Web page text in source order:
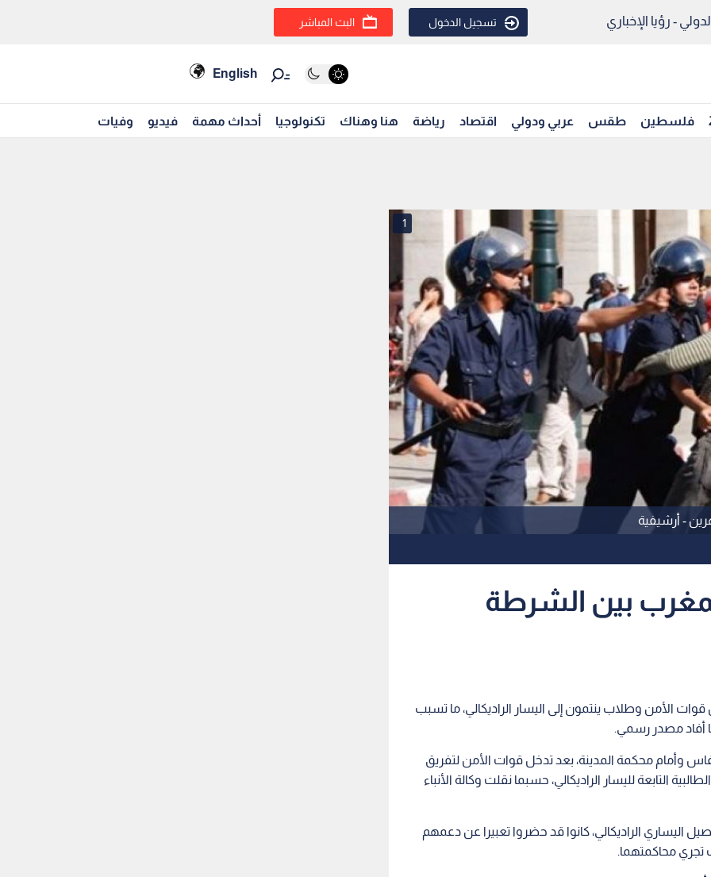
- رؤيا الإخباري تسجيل الدخول البث المباشر
English
فلسطين طقس عربي ودولي اقتصاد رياضة هنا وهناك تكنولوجيا أحداث مهمة فيديو وفيات
- أرشيفية
1
بين الشرطة
الأمن وطلاب ينتمون إلى اليسار الراديكالي، ما تسبب
أفاد مصدر رسمي.
وأمام محكمة المدينة، بعد تدخل قوات الأمن لتفريق
التابعة لليسار الراديكالي، حسبما نقلت وكالة الأنباء
اليساري الراديكالي، كانوا قد حضروا تعبيرا عن دعمهم
تجري محاكمتهما.